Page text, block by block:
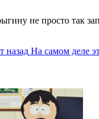
не просто так
назад На самом деле